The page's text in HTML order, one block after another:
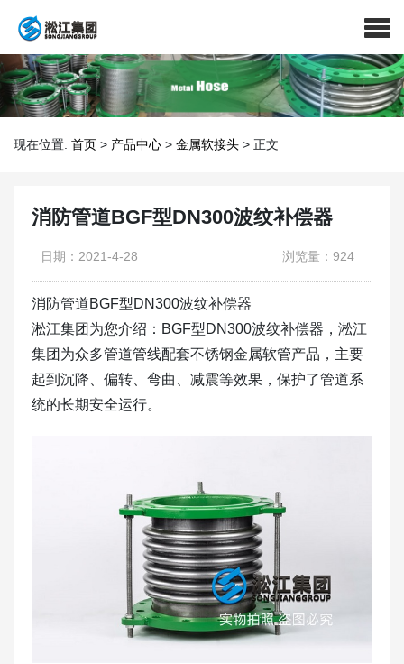
现在位置: 首页 > 产品中心 > 金属软接头 > 正文
消防管道BGF型DN300波纹补偿器
日期：2021-4-28 浏览量：924
消防管道BGF型DN300波纹补偿器
淞江集团为您介绍：BGF型DN300波纹补偿器，淞江
集团为众多管道管线配套不锈钢金属软管产品，主要
起到沉降、偏转、弯曲、减震等效果，保护了管道系
统的长期安全运行。